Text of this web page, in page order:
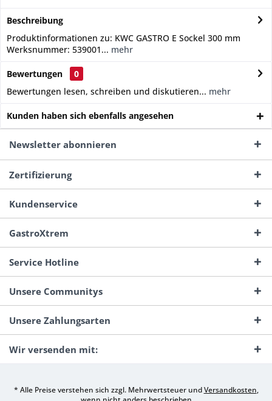
Beschreibung
Produktinformationen zu: KWC GASTRO E Sockel 300 mm
Werksnummer: 539001... mehr
Bewertungen
0
Bewertungen lesen, schreiben und diskutieren... mehr
Kunden haben sich ebenfalls angesehen
Newsletter abonnieren
Zertifizierung
Kundenservice
GastroXtrem
Service Hotline
Unsere Communitys
Unsere Zahlungsarten
Wir versenden mit:
* Alle Preise verstehen sich zzgl. Mehrwertsteuer undVersandkosten,